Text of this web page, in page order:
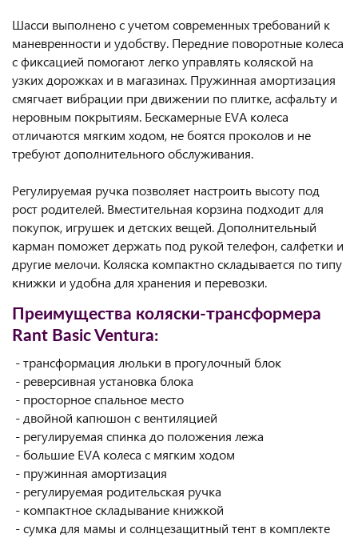
Шасси выполнено с учетом современных требований к
маневренности и удобству. Передние поворотные колеса
с фиксацией помогают легко управлять коляской на
узких дорожках и в магазинах. Пружинная амортизация
смягчает вибрации при движении по плитке, асфальту и
неровным покрытиям. Бескамерные EVA колеса
отличаются мягким ходом, не боятся проколов и не
требуют дополнительного обслуживания.
Регулируемая ручка позволяет настроить высоту под
рост родителей. Вместительная корзина подходит для
покупок, игрушек и детских вещей. Дополнительный
карман поможет держать под рукой телефон, салфетки и
другие мелочи. Коляска компактно складывается по типу
книжки и удобна для хранения и перевозки.
Преимущества коляски-трансформера
Rant Basic Ventura:
- трансформация люльки в прогулочный блок
- реверсивная установка блока
- просторное спальное место
- двойной капюшон с вентиляцией
- регулируемая спинка до положения лежа
- большие EVA колеса с мягким ходом
- пружинная амортизация
- регулируемая родительская ручка
- компактное складывание книжкой
- сумка для мамы и солнцезащитный тент в комплекте